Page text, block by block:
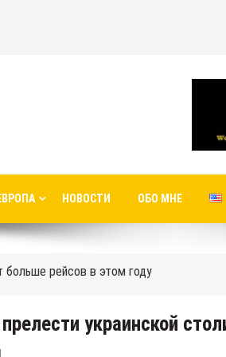
НОВОСТИ ОБО МНЕ
новый аэропорт в Стамбуле
больше рейсов в этом году
до центра Москвы
украинской